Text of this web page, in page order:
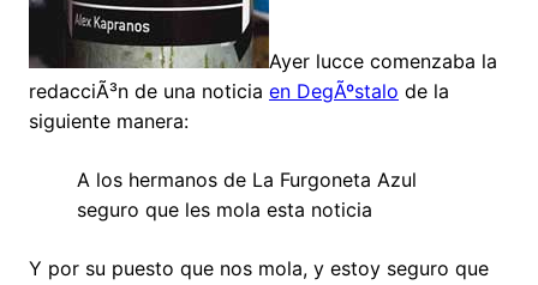
Ayer lucce comenzaba la
redacciÃ³n de una noticia en DegÃºstalo de la
siguiente manera:
A los hermanos de La Furgoneta Azul
seguro que les mola esta noticia
Y por su puesto que nos mola, y estoy seguro que